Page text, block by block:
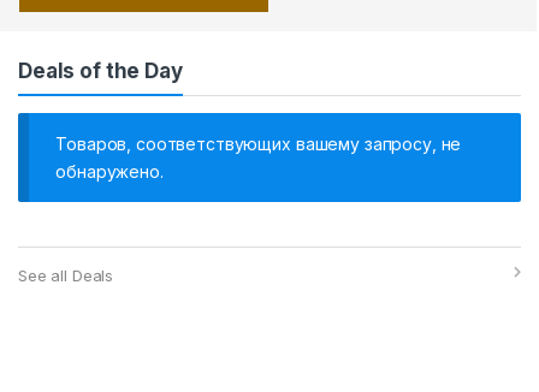
Deals of the Day
Товаров, соответствующих вашему запросу, не
обнаружено.
See all Deals